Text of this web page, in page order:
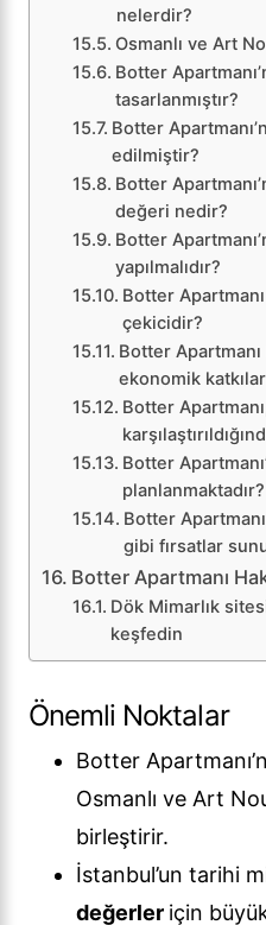
nelerdir?
Osmanlı ve Art
Botter
tasarlanmıştır?
Botter
edilmiştir?
Botter
değeri nedir?
Botter
yapılmalıdır?
Botter
çekicidir?
Botter
ekonomik
Botter
Botter
planlanmaktadır?
Botter
gibi fırsatlar
Botter Apartmanı
Dök Mimarlık
keşfedin
Önemli Noktalar
Botter
Osmanlı ve Art
birleştirir.
İstanbul’un tarihi
değerler için